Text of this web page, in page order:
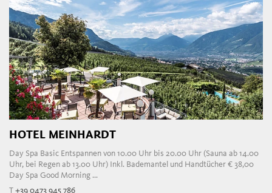
HOTEL MEINHARDT
Day Spa Basic Entspannen von 10.00 Uhr bis 20.00 Uhr (Sauna ab 14.00
Uhr, bei Regen ab 13.00 Uhr) Inkl. Bademantel und Handtücher € 38,00
Day Spa Good Morning ...
T+39 0473 945 786